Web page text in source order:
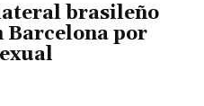
brasileño
Barcelona por